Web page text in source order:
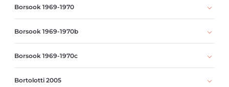
Borsook 1969-1970
Borsook 1969-1970b
Borsook 1969-1970c
Bortolotti 2005